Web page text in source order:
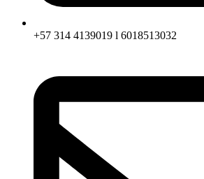
+57 314 4139019 l 6018513032